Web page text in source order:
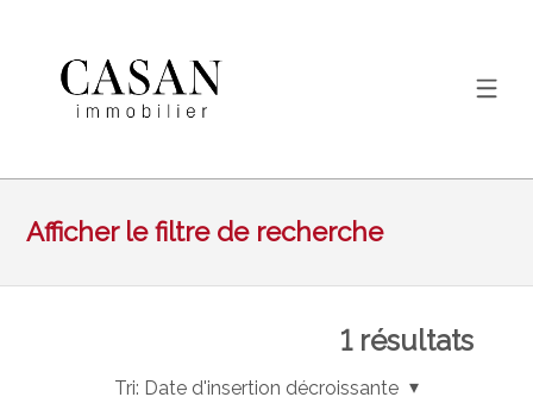
Afficher le filtre de recherche
1résultats
Tri: Date d'insertion décroissante